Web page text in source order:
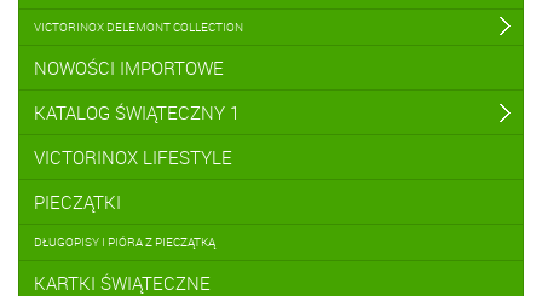
VICTORINOX DELEMONT COLLECTION
NOWOŚCI IMPORTOWE
KATALOG ŚWIĄTECZNY 1
VICTORINOX LIFESTYLE
PIECZĄTKI
DŁUGOPISY I PIÓRA Z PIECZĄTKĄ
KARTKI ŚWIĄTECZNE